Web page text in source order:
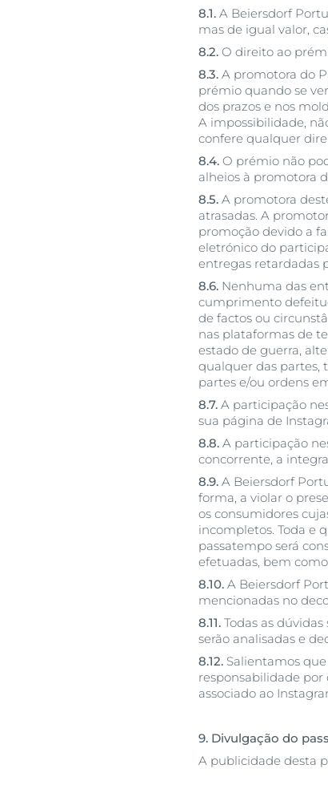
8.1. A Beiersdorf
mas de igual valor,
8.2. O direito ao
8.3. A promotora do
prémio quando se
dos prazos e nos
A impossibilidade,
confere qualquer
8.4. O prémio não
alheios à promotora
8.5. A promotora
atrasadas. A
promoção devido a
eletrónico do
entregas retardadas
8.6. Nenhuma das
cumprimento
de factos ou
nas plataformas de
estado de guerra,
qualquer das partes,
partes e/ou ordens
8.7. A participação
sua página de
8.8. A participação
concorrente, a
8.9. A Beiersdorf
forma, a violar o
os consumidores
incompletos. Toda e
passatempo será
efetuadas, bem
8.10. A Beiersdorf
mencionadas no
8.11. Todas as
serão analisadas e
8.12. Salientamos
responsabilidade
associado ao
9. Divulgação do
A publicidade desta